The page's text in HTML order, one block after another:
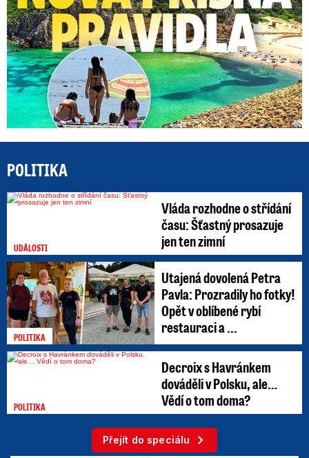
POLITIKA
UDÁLOSTI
Vláda rozhodne o střídání
času: Šťastný prosazuje
jen ten zimní
POLITIKA
Utajená dovolená Petra
Pavla: Prozradily ho fotky!
Opět v oblíbené rybí
restauraci a ...
POLITIKA
Decroix s Havránkem
dováděli v Polsku, ale…
Vědí o tom doma?
Přejít do speciálu